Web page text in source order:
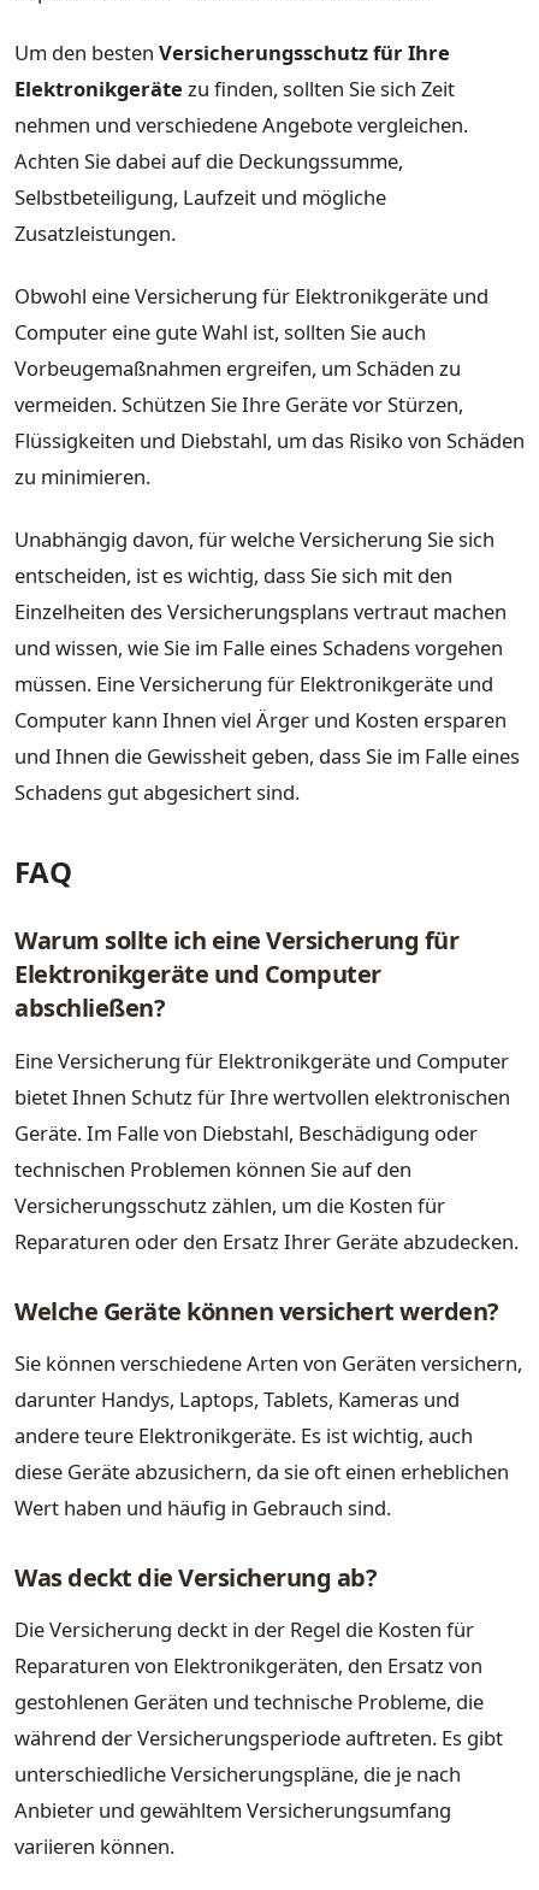
Um den besten Versicherungsschutz für Ihre
Elektronikgeräte zu finden, sollten Sie sich Zeit
nehmen und verschiedene Angebote vergleichen.
Achten Sie dabei auf die Deckungssumme,
Selbstbeteiligung, Laufzeit und mögliche
Zusatzleistungen.
Obwohl eine Versicherung für Elektronikgeräte und
Computer eine gute Wahl ist, sollten Sie auch
Vorbeugemaßnahmen ergreifen, um Schäden zu
vermeiden. Schützen Sie Ihre Geräte vor Stürzen,
Flüssigkeiten und Diebstahl, um das Risiko von Schäden
zu minimieren.
Unabhängig davon, für welche Versicherung Sie sich
entscheiden, ist es wichtig, dass Sie sich mit den
Einzelheiten des Versicherungsplans vertraut machen
und wissen, wie Sie im Falle eines Schadens vorgehen
müssen. Eine Versicherung für Elektronikgeräte und
Computer kann Ihnen viel Ärger und Kosten ersparen
und Ihnen die Gewissheit geben, dass Sie im Falle eines
Schadens gut abgesichert sind.
FAQ
Warum sollte ich eine Versicherung für
Elektronikgeräte und Computer
abschließen?
Eine Versicherung für Elektronikgeräte und Computer
bietet Ihnen Schutz für Ihre wertvollen elektronischen
Geräte. Im Falle von Diebstahl, Beschädigung oder
technischen Problemen können Sie auf den
Versicherungsschutz zählen, um die Kosten für
Reparaturen oder den Ersatz Ihrer Geräte abzudecken.
Welche Geräte können versichert werden?
Sie können verschiedene Arten von Geräten versichern,
darunter Handys, Laptops, Tablets, Kameras und
andere teure Elektronikgeräte. Es ist wichtig, auch
diese Geräte abzusichern, da sie oft einen erheblichen
Wert haben und häufig in Gebrauch sind.
Was deckt die Versicherung ab?
Die Versicherung deckt in der Regel die Kosten für
Reparaturen von Elektronikgeräten, den Ersatz von
gestohlenen Geräten und technische Probleme, die
während der Versicherungsperiode auftreten. Es gibt
unterschiedliche Versicherungspläne, die je nach
Anbieter und gewähltem Versicherungsumfang
variieren können.